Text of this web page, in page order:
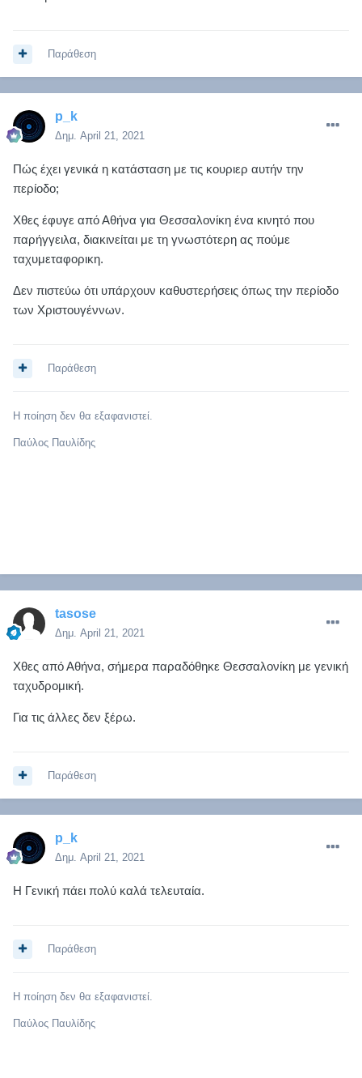
Παράθεση
p_k
Δημ. April 21, 2021
Πώς έχει γενικά η κατάσταση με τις κουριερ αυτήν την
περίοδο;
Χθες έφυγε από Αθήνα για Θεσσαλονίκη ένα κινητό που
παρήγγειλα, διακινείται με τη γνωστότερη ας πούμε
ταχυμεταφορικη.
Δεν πιστεύω ότι υπάρχουν καθυστερήσεις όπως την περίοδο
των Χριστουγέννων.
Παράθεση
Η ποίηση δεν θα εξαφανιστεί.
Παύλος Παυλίδης
tasose
Δημ. April 21, 2021
Χθες από Αθήνα, σήμερα παραδόθηκε Θεσσαλονίκη με γενική
ταχυδρομική.
Για τις άλλες δεν ξέρω.
Παράθεση
p_k
Δημ. April 21, 2021
Η Γενική πάει πολύ καλά τελευταία.
Παράθεση
Η ποίηση δεν θα εξαφανιστεί.
Παύλος Παυλίδης